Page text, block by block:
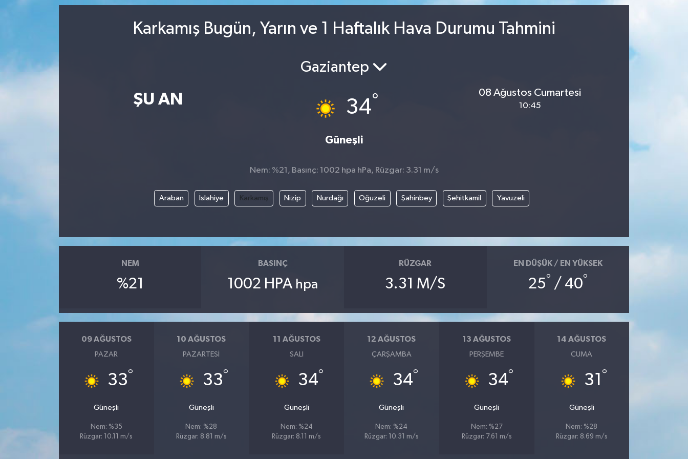
Karkamış Bugün, Yarın ve 1 Haftalık Hava Durumu Tahmini
ŞU AN
Gaziantep
34°
Güneşli
08 Ağustos Cumartesi
10:45
Nem: %21, Basınç: 1002 hpa hPa, Rüzgar: 3.31 m/s
Araban İslahiye Karkamış Nizip Nurdağı Oğuzeli Şahinbey Şehitkamil Yavuzeli
NEM
%21
BASINÇ
1002 HPA hpa
RÜZGAR
3.31 M/S
EN DÜŞÜK / EN YÜKSEK
25° / 40°
09 AĞUSTOS
PAZAR
33°
Güneşli
Nem: %35
Rüzgar: 10.11 m/s
10 AĞUSTOS
PAZARTESI
33°
Güneşli
Nem: %28
Rüzgar: 8.81 m/s
11 AĞUSTOS
SALI
34°
Güneşli
Nem: %24
Rüzgar: 8.11 m/s
12 AĞUSTOS
ÇARŞAMBA
34°
Güneşli
Nem: %24
Rüzgar: 10.31 m/s
13 AĞUSTOS
PERŞEMBE
34°
Güneşli
Nem: %27
Rüzgar: 7.61 m/s
14 AĞUSTOS
CUMA
31 °
Güneşli
Nem: %28
Rüzgar: 8.69 m/s